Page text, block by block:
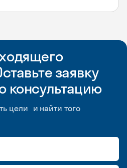
заявку
консультацию
цели и найти того